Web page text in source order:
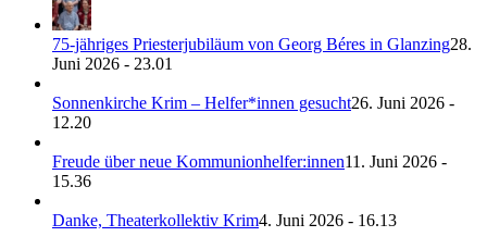
75-jähriges Priesterjubiläum von Georg Béres in Glanzing28.
Juni 2026 - 23.01
Sonnenkirche Krim – Helfer*innen gesucht26. Juni 2026 -
12.20
Freude über neue Kommunionhelfer:innen11. Juni 2026 -
15.36
Danke, Theaterkollektiv Krim4. Juni 2026 - 16.13